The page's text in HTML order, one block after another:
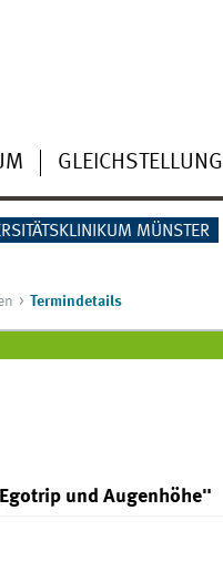
GLEICHSTELLUNG
MÜNSTER
Termindetails
und Augenhöhe"